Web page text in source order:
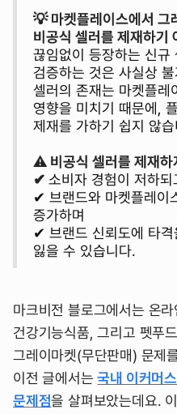
💡 마켓플레이스에서
비공식 셀러를 제재하기
끊임없이 등장하는 신규
검증하는 것은 사실상
셀러의 존재는 마켓플레
영향을 미치기 때문에,
제재를 가하기 쉽지 않
⚠️ 비공식 셀러를 제재하
✔ 소비자 경험이 저하되
✔ 브랜드와 마켓플레이
증가하며
✔ 브랜드 신뢰도에 타
잃을 수 있습니다.
마크비전 블로그에서는 온
건강기능식품, 그리고 펫푸
그레이마켓(무단판매) 문제
이전 글에서는국내 이커머
문제점을 살펴보았는데요.